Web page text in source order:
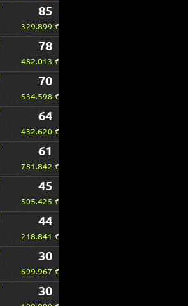
85
329.899 €
78
482.013 €
70
534.598 €
64
432.620 €
61
781.842 €
45
505.425 €
44
218.841 €
30
699.967 €
30